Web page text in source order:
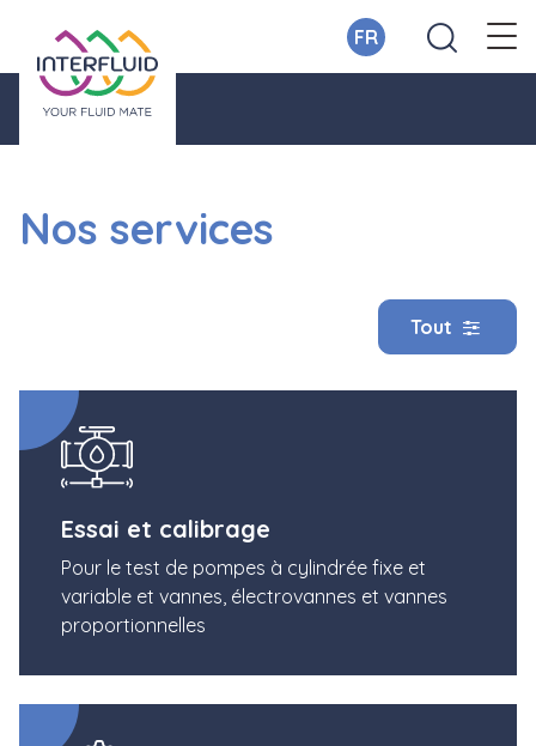
FR
Nos services
Tout
Essai et calibrage
Pour le test de pompes à cylindrée fixe et
variable et vannes, électrovannes et vannes
proportionnelles